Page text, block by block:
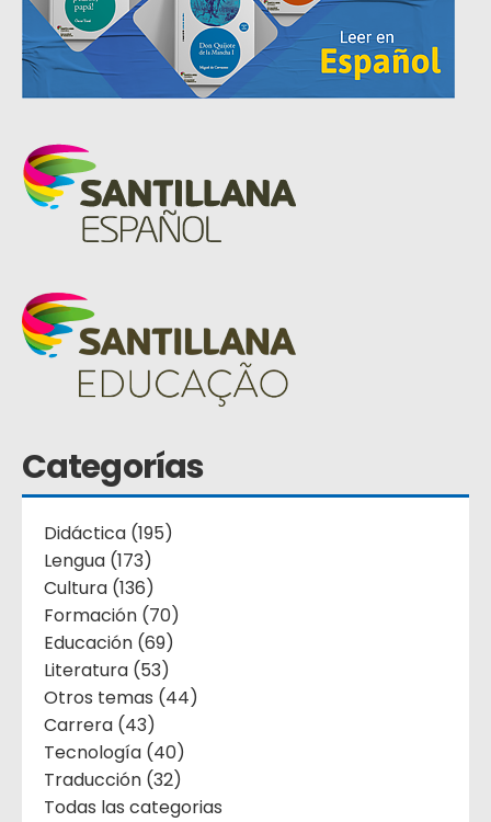
Categorías
Didáctica (195)
Lengua (173)
Cultura (136)
Formación (70)
Educación (69)
Literatura (53)
Otros temas (44)
Carrera (43)
Tecnología (40)
Traducción (32)
Todas las categorias